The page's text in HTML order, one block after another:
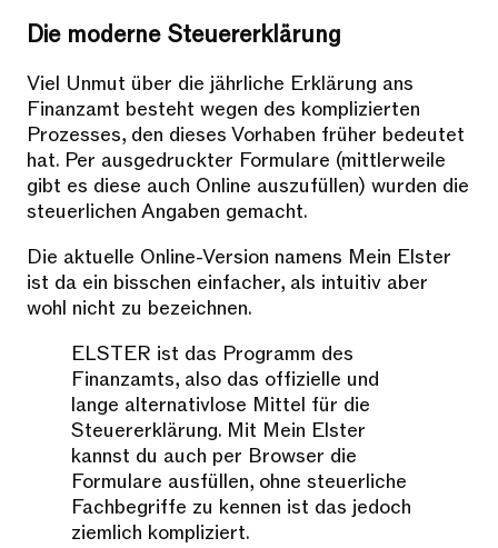
Die moderne Steuererklärung
Viel Unmut über die jährliche Erklärung ans
Finanzamt besteht wegen des komplizierten
Prozesses, den dieses Vorhaben früher bedeutet
hat. Per ausgedruckter Formulare (mittlerweile
gibt es diese auch Online auszufüllen) wurden die
steuerlichen Angaben gemacht.
Die aktuelle Online-Version namens Mein Elster
ist da ein bisschen einfacher, als intuitiv aber
wohl nicht zu bezeichnen.
ELSTER ist das Programm des
Finanzamts, also das offizielle und
lange alternativlose Mittel für die
Steuererklärung. Mit Mein Elster
kannst du auch per Browser die
Formulare ausfüllen, ohne steuerliche
Fachbegriffe zu kennen ist das jedoch
ziemlich kompliziert.